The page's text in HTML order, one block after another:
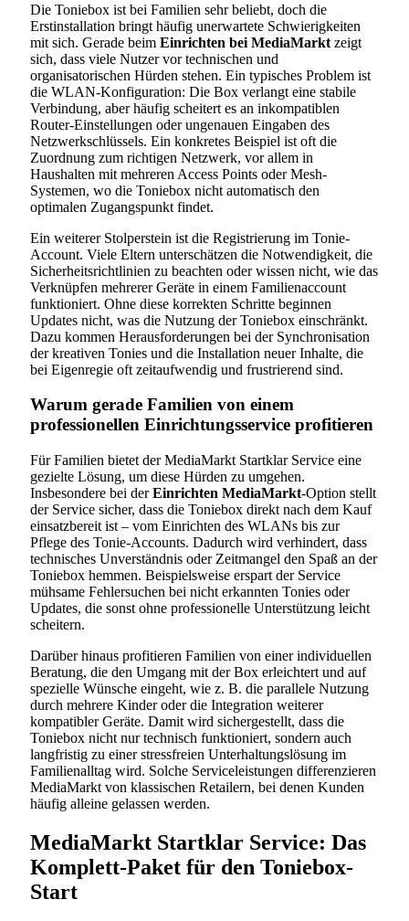
Die Toniebox ist bei Familien sehr beliebt, doch die
Erstinstallation bringt häufig unerwartete Schwierigkeiten
mit sich. Gerade beim Einrichten bei MediaMarkt zeigt
sich, dass viele Nutzer vor technischen und
organisatorischen Hürden stehen. Ein typisches Problem ist
die WLAN-Konfiguration: Die Box verlangt eine stabile
Verbindung, aber häufig scheitert es an inkompatiblen
Router-Einstellungen oder ungenauen Eingaben des
Netzwerkschlüssels. Ein konkretes Beispiel ist oft die
Zuordnung zum richtigen Netzwerk, vor allem in
Haushalten mit mehreren Access Points oder Mesh-
Systemen, wo die Toniebox nicht automatisch den
optimalen Zugangspunkt findet.
Ein weiterer Stolperstein ist die Registrierung im Tonie-
Account. Viele Eltern unterschätzen die Notwendigkeit, die
Sicherheitsrichtlinien zu beachten oder wissen nicht, wie das
Verknüpfen mehrerer Geräte in einem Familienaccount
funktioniert. Ohne diese korrekten Schritte beginnen
Updates nicht, was die Nutzung der Toniebox einschränkt.
Dazu kommen Herausforderungen bei der Synchronisation
der kreativen Tonies und die Installation neuer Inhalte, die
bei Eigenregie oft zeitaufwendig und frustrierend sind.
Warum gerade Familien von einem
professionellen Einrichtungsservice profitieren
Für Familien bietet der MediaMarkt Startklar Service eine
gezielte Lösung, um diese Hürden zu umgehen.
Insbesondere bei derEinrichten MediaMarkt-Option stellt
der Service sicher, dass die Toniebox direkt nach dem Kauf
einsatzbereit ist – vom Einrichten des WLANs bis zur
Pflege des Tonie-Accounts. Dadurch wird verhindert, dass
technisches Unverständnis oder Zeitmangel den Spaß an der
Toniebox hemmen. Beispielsweise erspart der Service
mühsame Fehlersuchen bei nicht erkannten Tonies oder
Updates, die sonst ohne professionelle Unterstützung leicht
scheitern.
Darüber hinaus profitieren Familien von einer individuellen
Beratung, die den Umgang mit der Box erleichtert und auf
spezielle Wünsche eingeht, wie z. B. die parallele Nutzung
durch mehrere Kinder oder die Integration weiterer
kompatibler Geräte. Damit wird sichergestellt, dass die
Toniebox nicht nur technisch funktioniert, sondern auch
langfristig zu einer stressfreien Unterhaltungslösung im
Familienalltag wird. Solche Serviceleistungen differenzieren
MediaMarkt von klassischen Retailern, bei denen Kunden
häufig alleine gelassen werden.
MediaMarkt Startklar Service: Das
Komplett-Paket für den Toniebox-
Start